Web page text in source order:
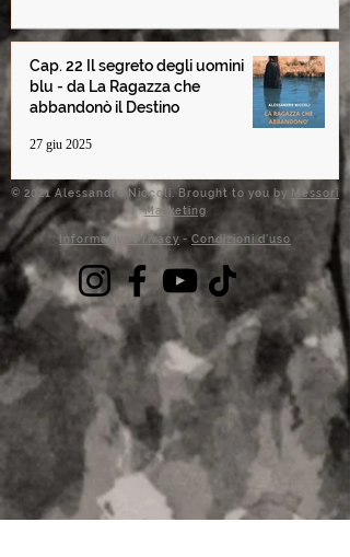
Cap. 22 Il segreto degli uomini
blu - da La Ragazza che
abbandonò il Destino
27 giu 2025
© 2021 Alessandro Niccoli. Brought to you by Messori
Marketing
Informativa Privacy - Condizioni d'uso